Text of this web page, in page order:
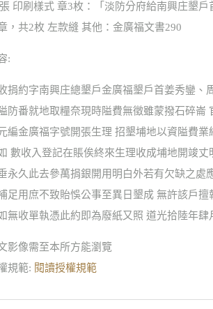
印刷樣式 章3枚：「淡防分府給南興庄墾
，共2枚 左款縫 其他：金廣福文書290
:
捐約字南興庄總墾戶金廣福墾戶首姜秀鑾
防番就地取糧奈現時隘費無徵雖蒙撥石碎
編金廣福字號開張生理 招墾埔地以資隘費
數收入登記在賬俟終來生理收成埔地開竣
永久此去參萬捐銀開用明白外若有欠缺之處
足用庶不致貽悞公事至異日墾成 無許該戶
無收單執憑此約即為廢紙又照 道光拾陸年肆
影像需至本所方能瀏覽
規範: 閱讀授權規範